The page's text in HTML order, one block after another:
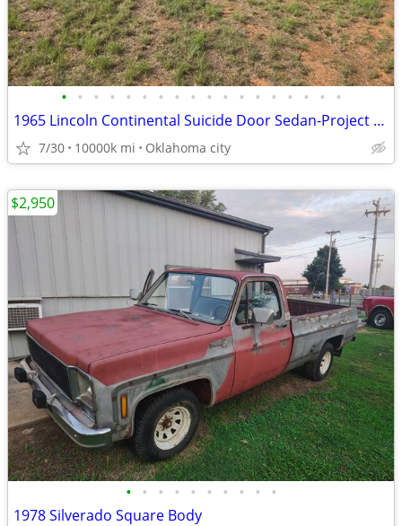
• • • • • • • • • • • • • • • • • •
1965 Lincoln Continental Suicide Door Sedan-Project / Parts Car
7/30 10000k mi Oklahoma city
• • • • • • • • • •
1978 Silverado Square Body
$2,950